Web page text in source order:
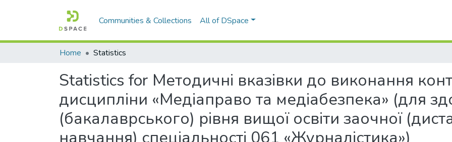
Communities & Collections All of DSpace
Home Statistics
Statistics for Методичні вказівки до виконання
дисципліни «Медіаправо та медіабезпека» (для
(бакалаврського) рівня вищої освіти заочної